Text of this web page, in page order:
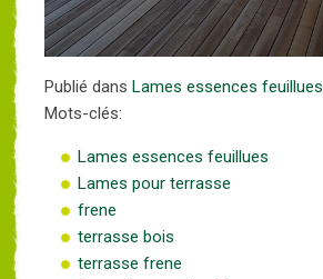
Publié dans Lames essences feuillues
Mots-clés:
Lames essences feuillues
Lames pour terrasse
frene
terrasse bois
terrasse frene